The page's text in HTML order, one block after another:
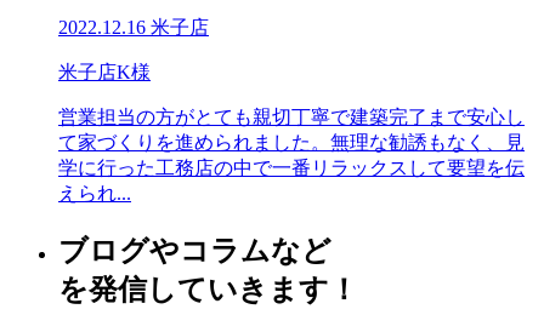
2022.12.16 米子店
米子店K様
営業担当の方がとても親切丁寧で建築完了まで安心し
て家づくりを進められました。無理な勧誘もなく、見
学に行った工務店の中で一番リラックスして要望を伝
えられ...
ブログやコラムなど
を発信していきます！